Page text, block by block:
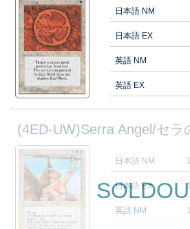
日本語 NM
日本語 EX
英語 NM
英語 EX
(4ED-UW)Serra Angel/セラ
日本語 NM
日本語 EX
英語 NM